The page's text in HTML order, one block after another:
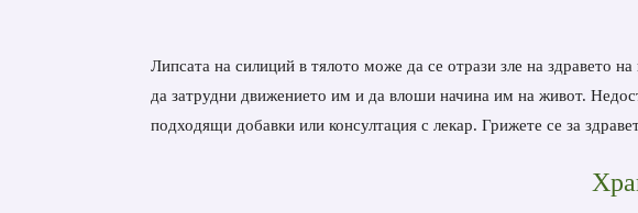
Липсата на силиций в тялото може да се отрази зле на здравето на
да затрудни движението им и да влоши начина им на живот.
подходящи добавки или консултация с лекар. Грижете се за